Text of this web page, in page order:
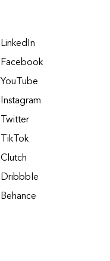
LinkedIn
Facebook
YouTube
Instagram
Twitter
TikTok
Clutch
Dribbble
Behance